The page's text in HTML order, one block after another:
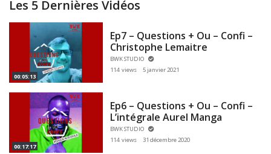
Les 5 Dernières Vidéos
00:05:13
Ep7 – Questions + Ou – Confi –
Christophe Lemaitre
BWK STUDIO
114 views
5 janvier 2021
00:17:17
Ep6 – Questions + Ou – Confi –
L’intégrale Aurel Manga
BWK STUDIO
114 views
31 décembre 2020